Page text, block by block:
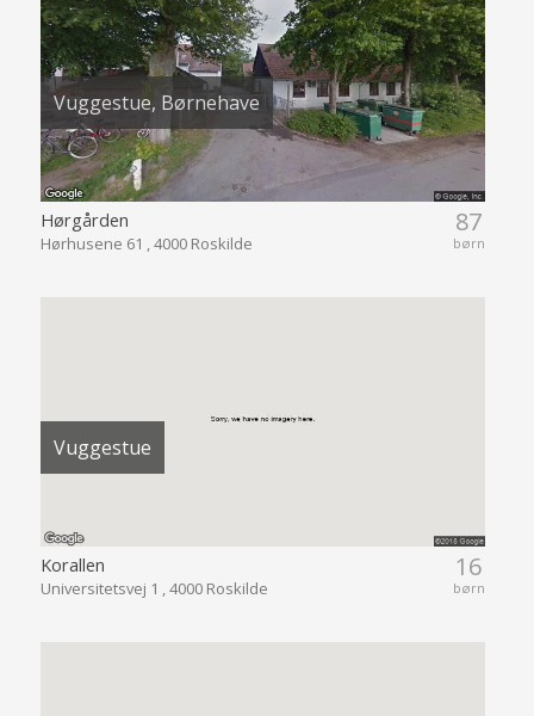
Vuggestue, Børnehave
87
børn
Hørgården
Hørhusene 61 , 4000 Roskilde
Vuggestue
16
børn
Korallen
Universitetsvej 1 , 4000 Roskilde